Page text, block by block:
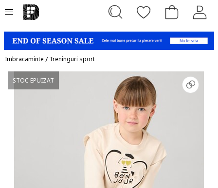
Imbracaminte / Treninguri sport
STOC EPUIZAT